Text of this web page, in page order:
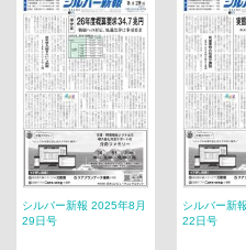
シルバー新報 2025年8月
29日号
シルバー新
22日号